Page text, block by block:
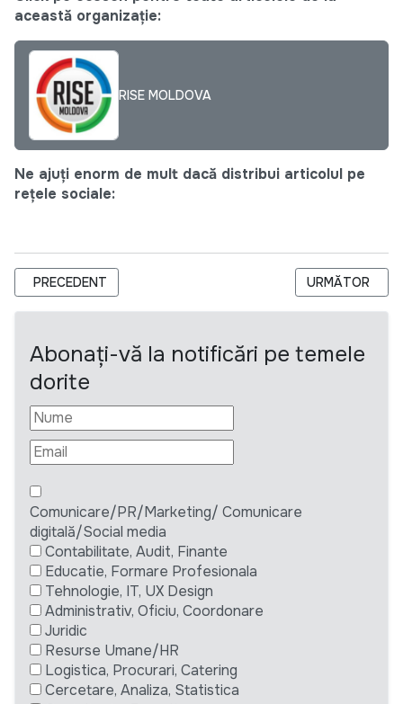
această organizație:
RISE MOLDOVA
Ne ajuți enorm de mult dacă distribui articolul pe
rețele sociale:
ARTICOL PRECEDENT: LIDER DE ACTIVITATE ACCES LA
PRECEDENT ARTICOLUL
URMĂTOR
Abonați-vă la notificări pe temele
dorite
Comunicare/PR/Marketing/ Comunicare
digitală/Social media
Contabilitate, Audit, Finante
Educatie, Formare Profesionala
Tehnologie, IT, UX Design
Administrativ, Oficiu, Coordonare
Juridic
Resurse Umane/HR
Logistica, Procurari, Catering
Cercetare, Analiza, Statistica